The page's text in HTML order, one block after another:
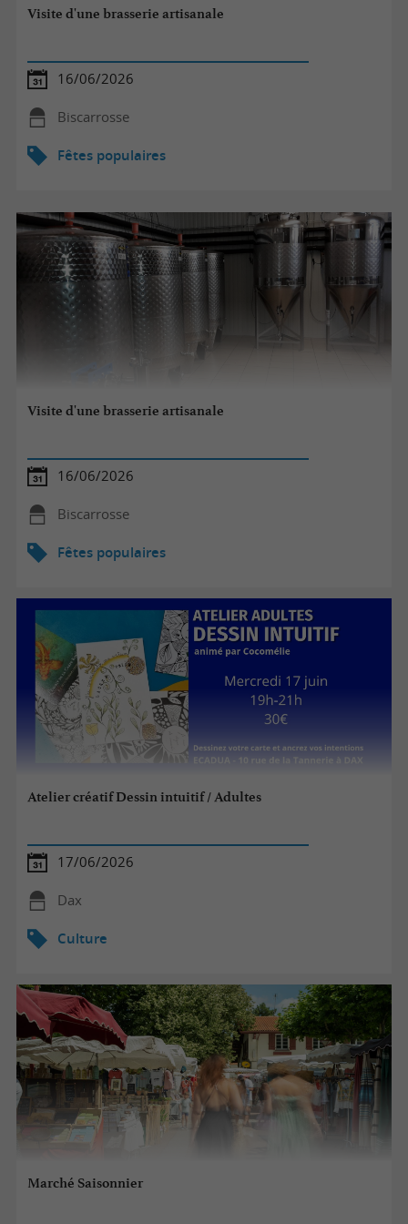
Visite d'une brasserie artisanale
16/06/2026
Biscarrosse
Fêtes populaires
Visite d'une brasserie artisanale
16/06/2026
Biscarrosse
Fêtes populaires
Atelier créatif Dessin intuitif / Adultes
17/06/2026
Dax
Culture
Marché Saisonnier